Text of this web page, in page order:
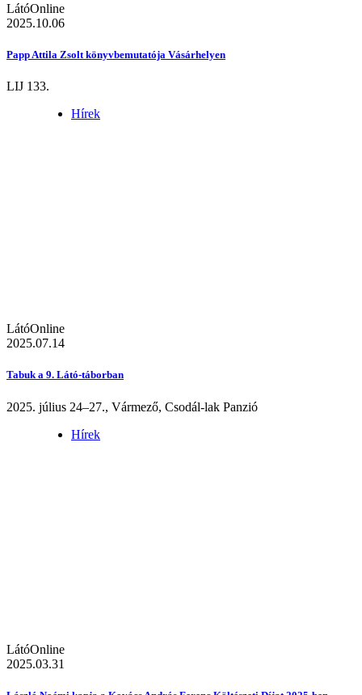
LátóOnline
2025.10.06
Papp Attila Zsolt könyvbemutatója Vásárhelyen
LIJ 133.
Hírek
LátóOnline
2025.07.14
Tabuk a 9. Látó-táborban
2025. július 24–27., Vármező, Csodál-lak Panzió
Hírek
LátóOnline
2025.03.31